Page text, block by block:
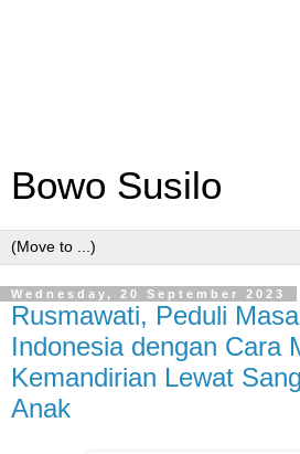
Bowo Susilo
Wednesday, 20 September 2023
Rusmawati, Peduli
Indonesia dengan Cara
Kemandirian Lewat
Anak